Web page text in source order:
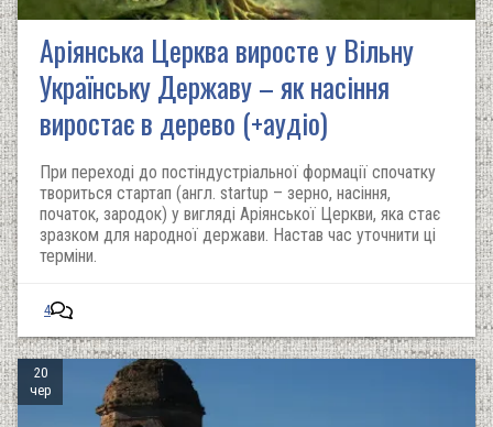
Аріянська Церква виросте у Вільну
Українську Державу – як насіння
виростає в дерево (+аудіо)
При переході до постіндустріальної формації спочатку
твориться стартап (англ. startup – зерно, насіння,
початок, зародок) у вигляді Аріянської Церкви, яка стає
зразком для народної держави. Настав час уточнити ці
терміни.
4
20
чер